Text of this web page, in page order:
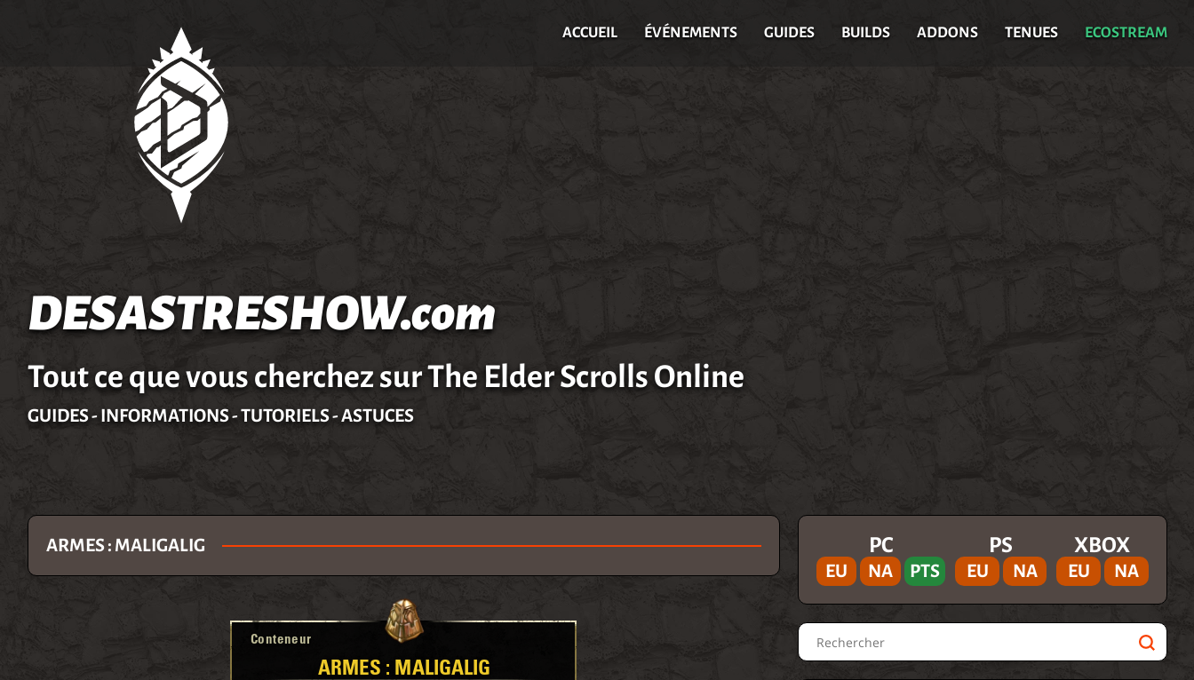
ACCUEIL ÉVÉNEMENTS GUIDES BUILDS ADDONS TENUES ECOSTREAM
DESASTRESHOW.com
Tout ce que vous cherchez sur The Elder Scrolls Online
GUIDES - INFORMATIONS - TUTORIELS - ASTUCES
ARMES : MALIGALIG
Conteneur
ARMES : MALIGALIG
PC
EU NA PTS
PS
EU NA
XBOX
EU NA
Rechercher